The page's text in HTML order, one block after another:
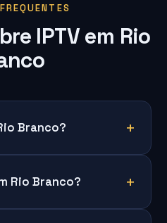
IPTV em Rio
Branco?
Rio Branco?